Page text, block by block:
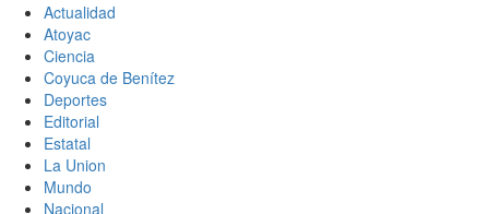
Actualidad
Atoyac
Ciencia
Coyuca de Benítez
Deportes
Editorial
Estatal
La Union
Mundo
Nacional